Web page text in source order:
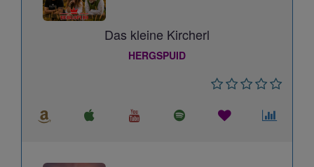
Das kleine Kircherl
HERGSPUID